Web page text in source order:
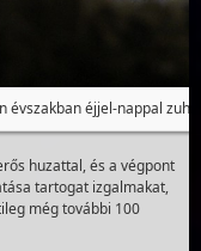
évszakban éjjel-nappal
huzattal, és a végpont
tartogat izgalmakat,
még további 100